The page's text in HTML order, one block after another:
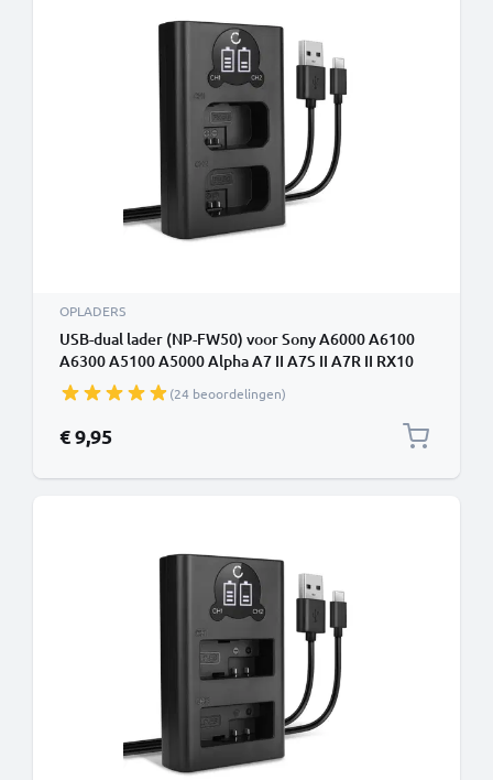
OPLADERS
USB-dual lader (NP-FW50) voor Sony A6000 A6100
A6300 A5100 A5000 Alpha A7 II A7S II A7R II RX10
NEX-5 NEX-7 NEX-6 + 1m USB Kabel van CELLONIC
(24 beoordelingen)
€ 9,95